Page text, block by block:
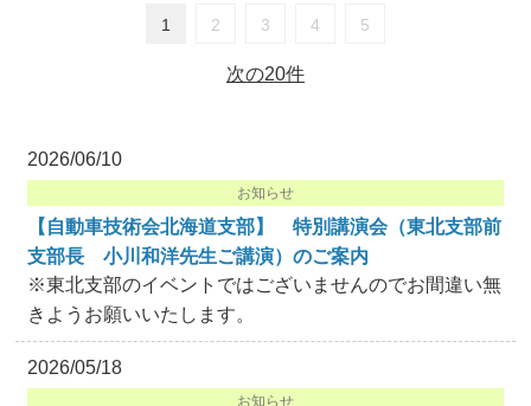
1 2 3 4 5
次の20件
2026/06/10
お知らせ
【自動車技術会北海道支部】 特別講演会（東北支部前
支部長 小川和洋先生ご講演）のご案内
※東北支部のイベントではございませんのでお間違い無
きようお願いいたします。
2026/05/18
お知らせ